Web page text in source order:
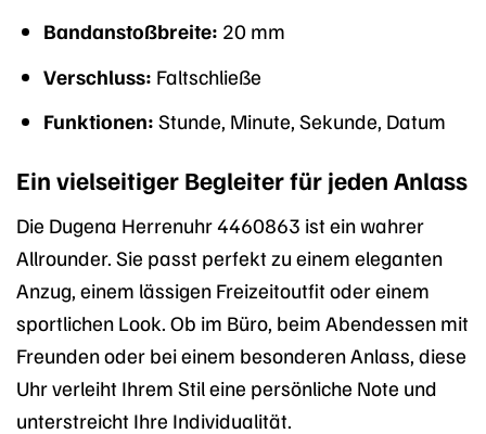
Bandanstoßbreite: 20 mm
Verschluss: Faltschließe
Funktionen: Stunde, Minute, Sekunde, Datum
Ein vielseitiger Begleiter für jeden Anlass
Die Dugena Herrenuhr 4460863 ist ein wahrer
Allrounder. Sie passt perfekt zu einem eleganten
Anzug, einem lässigen Freizeitoutfit oder einem
sportlichen Look. Ob im Büro, beim Abendessen mit
Freunden oder bei einem besonderen Anlass, diese
Uhr verleiht Ihrem Stil eine persönliche Note und
unterstreicht Ihre Individualität.